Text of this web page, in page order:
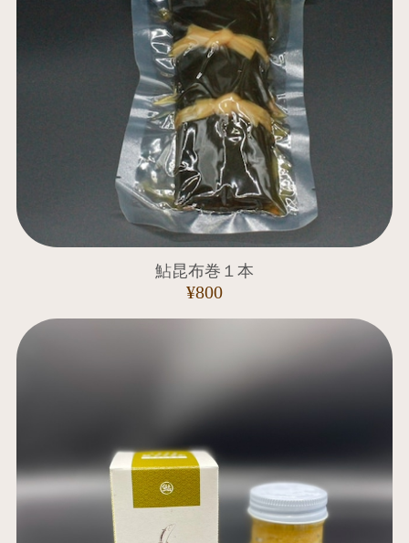
鮎昆布巻１本
¥800